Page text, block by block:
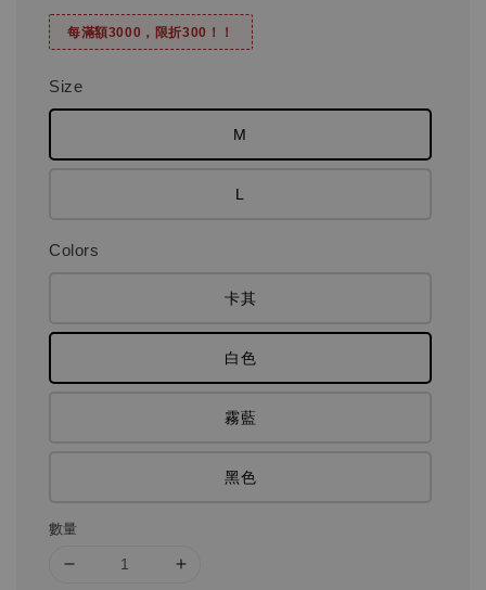
每滿額3000，限折300！！
Size
M
L
Colors
卡其
白色
霧藍
黑色
數量